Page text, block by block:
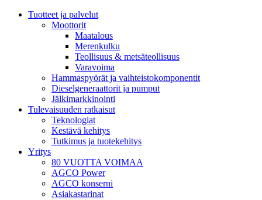
Tuotteet ja palvelut
Moottorit
Maatalous
Merenkulku
Teollisuus & metsäteollisuus
Varavoima
Hammaspyörät ja vaihteistokomponentit
Dieselgeneraattorit ja pumput
Jälkimarkkinointi
Tulevaisuuden ratkaisut
Teknologiat
Kestävä kehitys
Tutkimus ja tuotekehitys
Yritys
80 VUOTTA VOIMAA
AGCO Power
AGCO konserni
Asiakastarinat